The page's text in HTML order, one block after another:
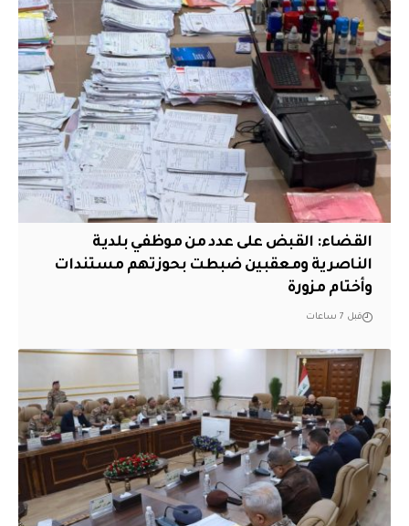
القضاء: القبض على عدد من موظفي بلدية
الناصرية ومعقبين ضبطت بحوزتهم مستندات
وأختام مزورة
قبل 7 ساعات